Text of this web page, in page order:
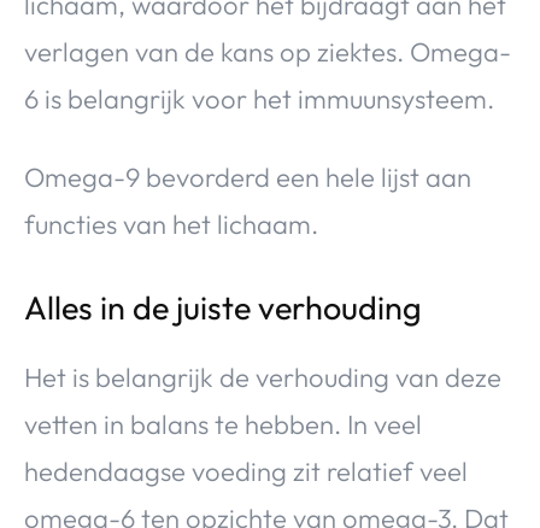
verlagen van de kans op ziektes. Omega-
6 is belangrijk voor het immuunsysteem.
Omega-9 bevorderd een hele lijst aan
functies van het lichaam.
Alles in de juiste verhouding
Het is belangrijk de verhouding van deze
vetten in balans te hebben. In veel
hedendaagse voeding zit relatief veel
omega-6 ten opzichte van omega-3. Dat